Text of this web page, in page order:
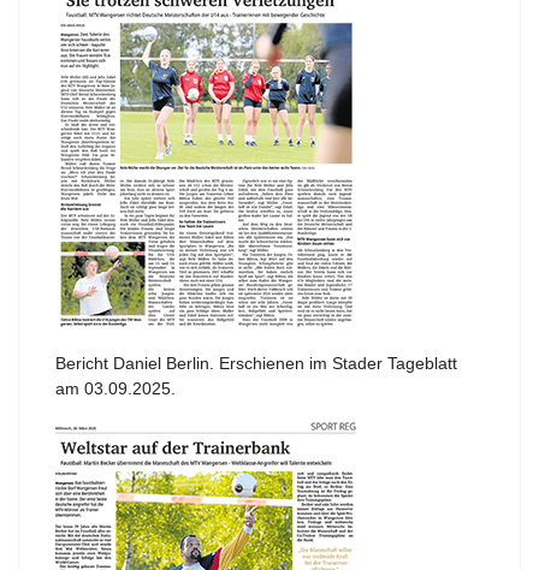
Bericht Daniel Berlin. Erschienen im Stader Tageblatt
am 03.09.2025.